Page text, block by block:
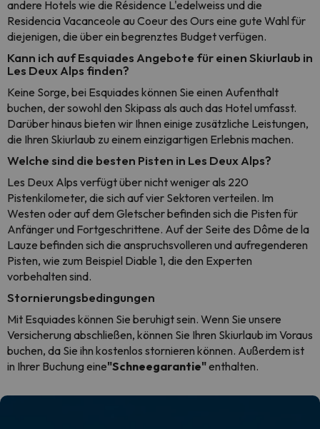
andere Hotels wie die Résidence L'edelweiss und die
Residencia Vacanceole au Coeur des Ours eine gute Wahl für
diejenigen, die über ein begrenztes Budget verfügen.
Kann ich auf Esquiades Angebote für einen Skiurlaub in
Les Deux Alps finden?
Keine Sorge, bei Esquiades können Sie einen Aufenthalt
buchen, der sowohl den Skipass als auch das Hotel umfasst.
Darüber hinaus bieten wir Ihnen einige zusätzliche Leistungen,
die Ihren Skiurlaub zu einem einzigartigen Erlebnis machen.
Welche sind die besten Pisten in Les Deux Alps?
Les Deux Alps verfügt über nicht weniger als 220
Pistenkilometer, die sich auf vier Sektoren verteilen. Im
Westen oder auf dem Gletscher befinden sich die Pisten für
Anfänger und Fortgeschrittene. Auf der Seite des Dôme de la
Lauze befinden sich die anspruchsvolleren und aufregenderen
Pisten, wie zum Beispiel Diable 1, die den Experten
vorbehalten sind.
Stornierungsbedingungen
Mit Esquiades können Sie beruhigt sein. Wenn Sie unsere
Versicherung abschließen, können Sie Ihren Skiurlaub im Voraus
buchen, da Sie ihn kostenlos stornieren können. Außerdem ist
in Ihrer Buchung eine"Schneegarantie"enthalten.